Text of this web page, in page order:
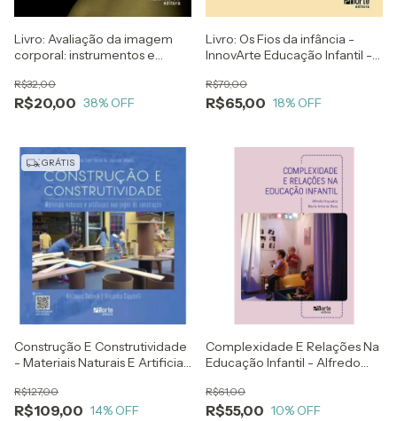
Livro: Avaliação da imagem
corporal: instrumentos e
R$20,00
R$32,00
38% OFF
Livro: Os Fios da infância -
InnovArte Educação Infantil -
Isabel Abelleira Bardanca
R$65,00
R$79,00
18% OFF
GRÁTIS
Construção E Construtividade
- Materiais Naturais E Artificiais
Alejandra Dubovik E Alejandra
Cippitelli
R$109,00
R$127,00
14% OFF
Complexidade E Relações Na
Educação Infantil - Alfredo
Antonia Riera Jaume
R$55,00
R$61,00
10% OFF